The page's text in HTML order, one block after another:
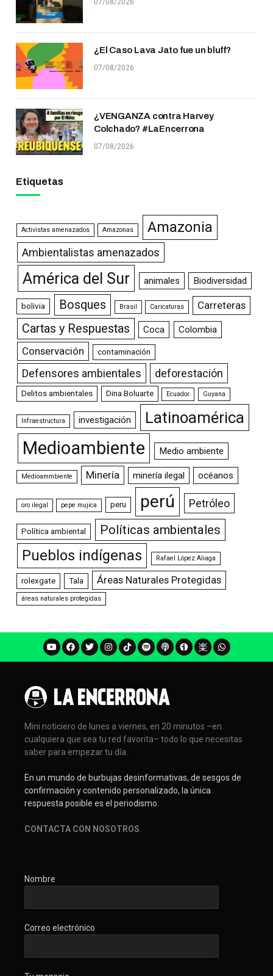
¿El Caso Lava Jato fue un bluff?
07/08/2026
¿VENGANZA contra Harvey
Colchado? #LaEncerrona
07/08/2026
Etiquetas
Activistas amenazados Amazonas Amazonia
Ambientalistas amenazados
América del Sur animales Biodiversidad
bolivia Bosques Brasil Caricaturas Carreteras
Cartas y Respuestas Coca Colombia
Conservación contaminación
Defensores ambientales deforestación
Delitos ambientales Dina Boluarte Ecuador Guyana
Infraestructura investigación Latinoamérica
Medioambiente Medio ambiente
Medioammbiente Minería minería ilegal océanos
oro ilegal pepe mujica peru perú Petróleo
Política ambiental Políticas ambientales
Pueblos indígenas Rafael López Aliaga
rolexgate Tala Áreas Naturales Protegidas
áreas naturales protegidas
Mini noticiero de lunes a viernes, en 20 minutos –en
cualquiera que sea tu red favorita– todo lo que necesitas
saber para empezar tu día.
En un mundo de burbujas desinformativas, de sesgos de
confirmación y contenido personalizado, la única
respuesta posible es el periodismo.
CONTACTA CON NOSOTROS
Nombre
Correo electrónico